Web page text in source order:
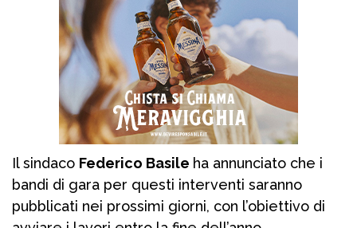
Il sindaco Federico Basile ha annunciato che i
bandi di gara per questi interventi saranno
pubblicati nei prossimi giorni, con l’obiettivo di